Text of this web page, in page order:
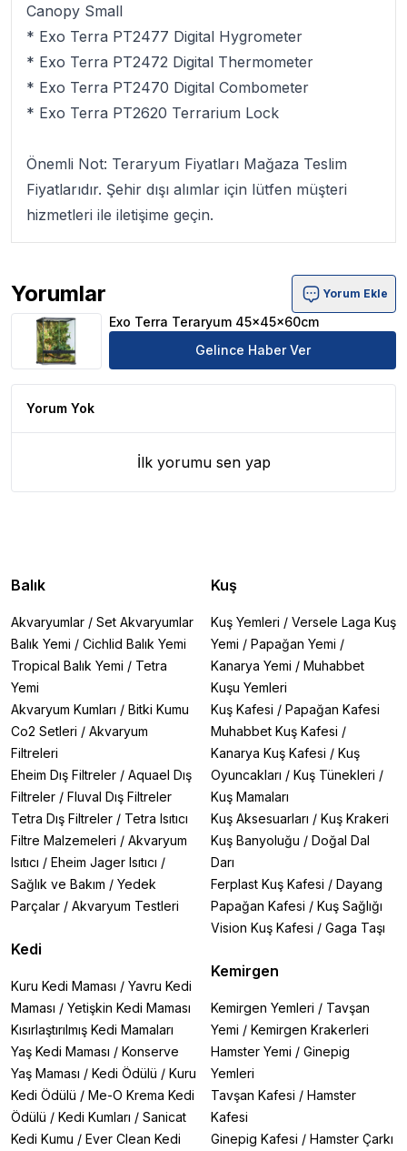
Canopy Small
* Exo Terra PT2477 Digital Hygrometer
* Exo Terra PT2472 Digital Thermometer
* Exo Terra PT2470 Digital Combometer
* Exo Terra PT2620 Terrarium Lock
Önemli Not: Teraryum Fiyatları Mağaza Teslim
Fiyatlarıdır. Şehir dışı alımlar için lütfen müşteri
hizmetleri ile iletişime geçin.
Yorumlar
Exo Terra Teraryum 45x45x60cm Ürün Yorumları
Yorum Ekle
Exo Terra Teraryum 45x45x60cm
Gelince Haber Ver
Yorum Yok
İlk yorumu sen yap
Balık
Akvaryumlar / Set Akvaryumlar
Balık Yemi / Cichlid Balık Yemi
Tropical Balık Yemi / Tetra
Yemi
Akvaryum Kumları / Bitki Kumu
Co2 Setleri / Akvaryum
Filtreleri
Eheim Dış Filtreler / Aquael Dış
Filtreler / Fluval Dış Filtreler
Tetra Dış Filtreler / Tetra Isıtıcı
Filtre Malzemeleri / Akvaryum
Isıtıcı / Eheim Jager Isıtıcı /
Sağlık ve Bakım / Yedek
Parçalar / Akvaryum Testleri
Kedi
Kuru Kedi Maması / Yavru Kedi
Maması / Yetişkin Kedi Maması
Kısırlaştırılmış Kedi Mamaları
Yaş Kedi Maması / Konserve
Yaş Maması / Kedi Ödülü / Kuru
Kedi Ödülü / Me-O Krema Kedi
Ödülü / Kedi Kumları / Sanicat
Kedi Kumu / Ever Clean Kedi
Kuş
Kuş Yemleri / Versele Laga Kuş
Yemi / Papağan Yemi /
Kanarya Yemi / Muhabbet
Kuşu Yemleri
Kuş Kafesi / Papağan Kafesi
Muhabbet Kuş Kafesi /
Kanarya Kuş Kafesi / Kuş
Oyuncakları / Kuş Tünekleri /
Kuş Mamaları
Kuş Aksesuarları / Kuş Krakeri
Kuş Banyoluğu / Doğal Dal
Darı
Ferplast Kuş Kafesi / Dayang
Papağan Kafesi / Kuş Sağlığı
Vision Kuş Kafesi / Gaga Taşı
Kemirgen
Kemirgen Yemleri / Tavşan
Yemi / Kemirgen Krakerleri
Hamster Yemi / Ginepig
Yemleri
Tavşan Kafesi / Hamster
Kafesi
Ginepig Kafesi / Hamster Çarkı